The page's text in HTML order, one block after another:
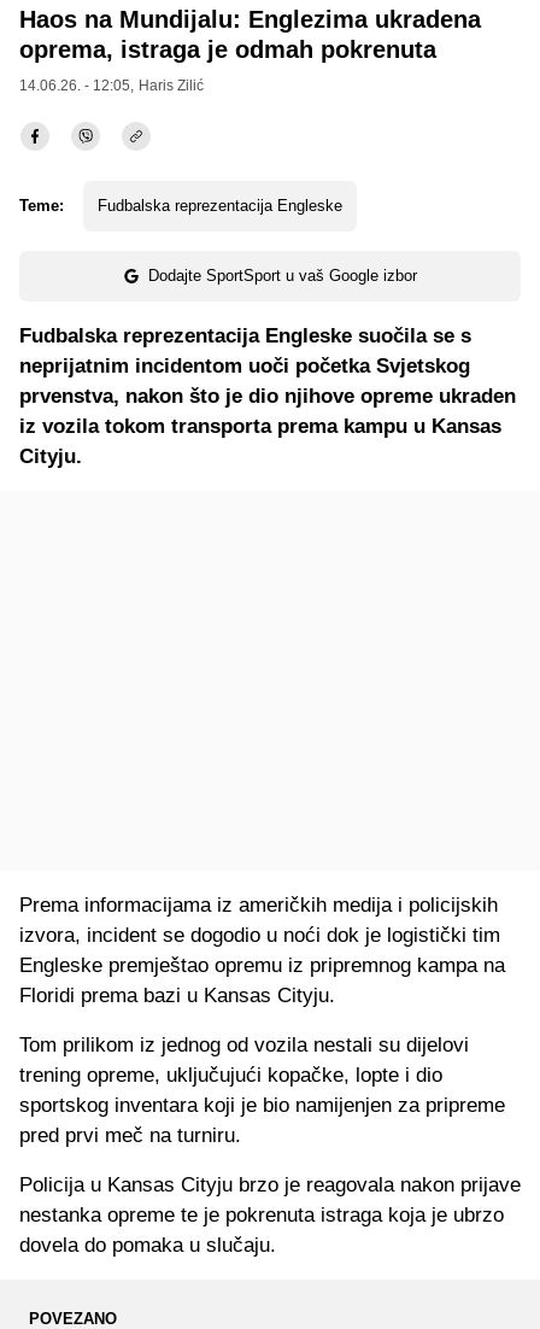
Haos na Mundijalu: Englezima ukradena
oprema, istraga je odmah pokrenuta
14.06.26. - 12:05, Haris Zilić
Teme: Fudbalska reprezentacija Engleske
Dodajte SportSport u vaš Google izbor
Fudbalska reprezentacija Engleske suočila se s
neprijatnim incidentom uoči početka Svjetskog
prvenstva, nakon što je dio njihove opreme ukraden
iz vozila tokom transporta prema kampu u Kansas
Cityju.
Prema informacijama iz američkih medija i policijskih
izvora, incident se dogodio u noći dok je logistički tim
Engleske premještao opremu iz pripremnog kampa na
Floridi prema bazi u Kansas Cityju.
Tom prilikom iz jednog od vozila nestali su dijelovi
trening opreme, uključujući kopačke, lopte i dio
sportskog inventara koji je bio namijenjen za pripreme
pred prvi meč na turniru.
Policija u Kansas Cityju brzo je reagovala nakon prijave
nestanka opreme te je pokrenuta istraga koja je ubrzo
dovela do pomaka u slučaju.
POVEZANO